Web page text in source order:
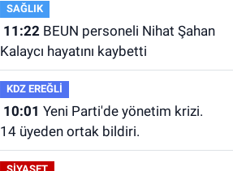
SAĞLIK
11:22BEUN personeli Nihat Şahan
Kalaycı hayatını kaybetti
KDZ EREĞLİ
10:01
14 üyeden ortak bildiri.